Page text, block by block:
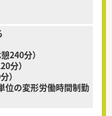
240分）
分）
）
位の変形労働時間制勤